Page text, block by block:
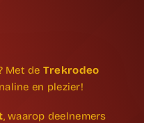
Met de Trekrodeo
en plezier!
, waarop deelnemers